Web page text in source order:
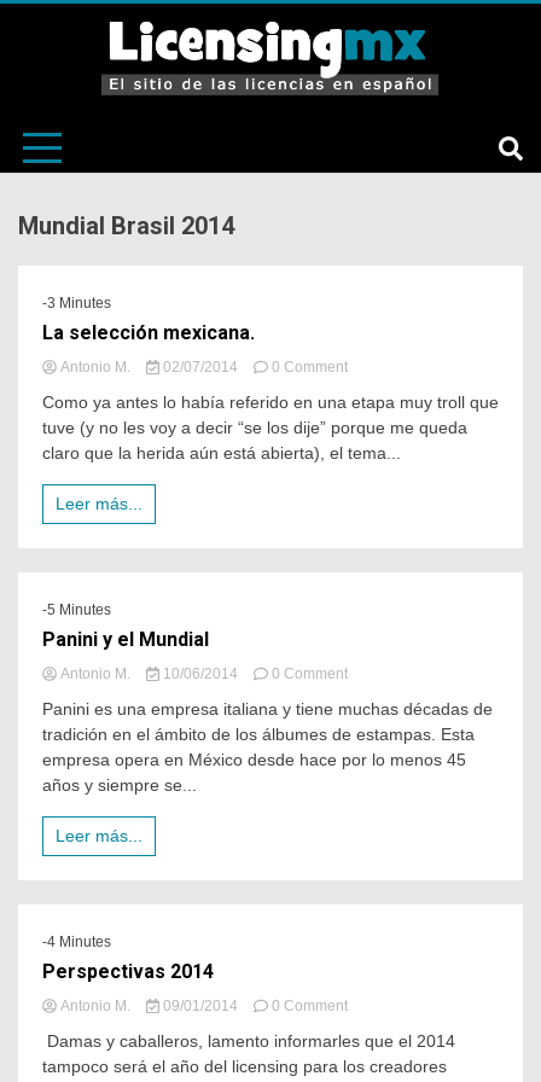
Mundial Brasil 2014
-3 Minutes
La selección mexicana.
Antonio M. 02/07/2014 0 Comment
Como ya antes lo había referido en una etapa muy troll que
tuve (y no les voy a decir “se los dije” porque me queda
claro que la herida aún está abierta), el tema...
Leer más...
-5 Minutes
Panini y el Mundial
Antonio M. 10/06/2014 0 Comment
Panini es una empresa italiana y tiene muchas décadas de
tradición en el ámbito de los álbumes de estampas. Esta
empresa opera en México desde hace por lo menos 45
años y siempre se...
Leer más...
-4 Minutes
Perspectivas 2014
Antonio M. 09/01/2014 0 Comment
Damas y caballeros, lamento informarles que el 2014
tampoco será el año del licensing para los creadores